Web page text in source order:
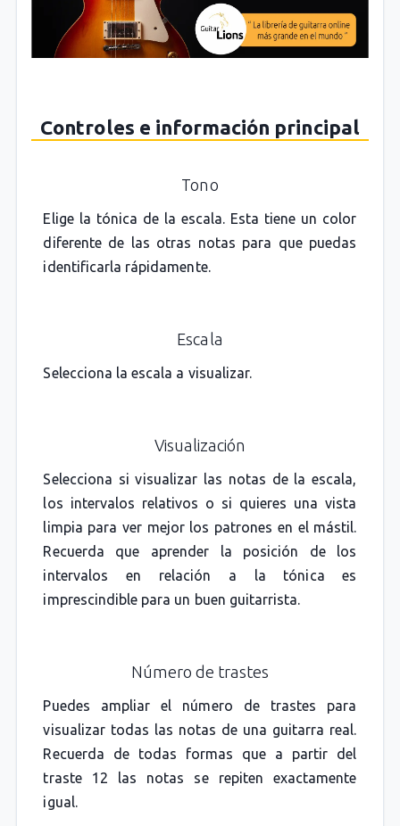
Controles e información principal
Tono
Elige la tónica de la escala. Esta tiene un color
diferente de las otras notas para que puedas
identificarla rápidamente.
Escala
Selecciona la escala a visualizar.
Visualización
Selecciona si visualizar las notas de la escala,
los intervalos relativos o si quieres una vista
limpia para ver mejor los patrones en el mástil.
Recuerda que aprender la posición de los
intervalos en relación a la tónica es
imprescindible para un buen guitarrista.
Número de trastes
Puedes ampliar el número de trastes para
visualizar todas las notas de una guitarra real.
Recuerda de todas formas que a partir del
traste 12 las notas se repiten exactamente
igual.